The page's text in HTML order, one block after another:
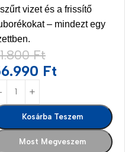
vizet és a frissítő
– mindezt egy
Ft
Ft
Kosárba Teszem
Most Megveszem